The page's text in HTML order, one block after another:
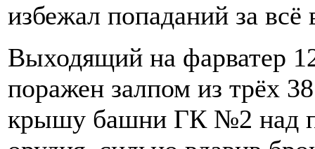
избежал попаданий за всё
Выходящий на фарватер
поражен залпом из трёх
крышу башни ГК №2 над